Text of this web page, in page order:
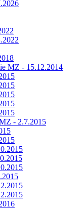
MZ - 15.12.2014
- 2.7.2015